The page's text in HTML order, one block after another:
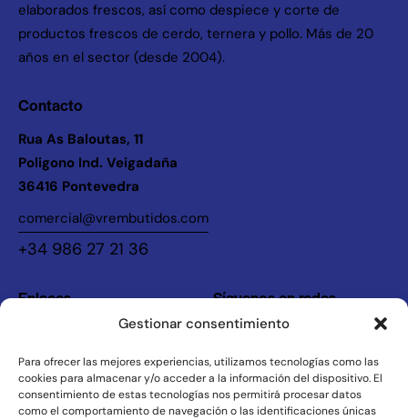
Gestionar consentimiento
Para ofrecer las mejores experiencias, utilizamos tecnologías como las
cookies para almacenar y/o acceder a la información del dispositivo. El
consentimiento de estas tecnologías nos permitirá procesar datos
como el comportamiento de navegación o las identificaciones únicas
elaborados frescos, así como despiece y corte de
productos frescos de cerdo, ternera y pollo. Más de 20
años en el sector (desde 2004).
Contacto
Rua As Baloutas, 11
Poligono Ind. Veigadaña
36416 Pontevedra
comercial@vrembutidos.com
+34 986 27 21 36
Enlaces
La Empresa
Productos
Síguenos en redes
Instagram
Legal
Política de Privacidad